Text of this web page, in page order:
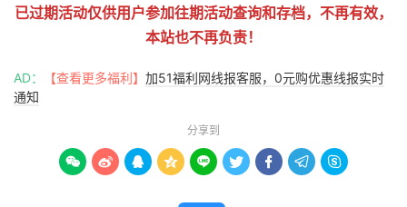
已过期活动仅供用户参加往期活动查询和存档，不再有效，
本站也不再负责！
AD： 【查看更多福利】 加51福利网线报客服，0元购优惠线报实时
通知
分享到
        